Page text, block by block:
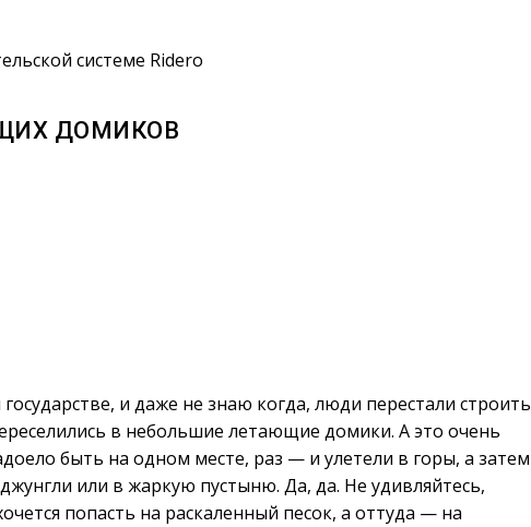
системе Ridero
ДОМИКОВ
и даже не знаю когда, люди перестали строить
в небольшие летающие домики. А это очень
быть на одном месте, раз — и улетели в горы, а затем
или в жаркую пустыню. Да, да. Не удивляйтесь,
попасть на раскаленный песок, а оттуда — на